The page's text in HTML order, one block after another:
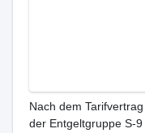
Nach dem
der Entgeltgruppe S-